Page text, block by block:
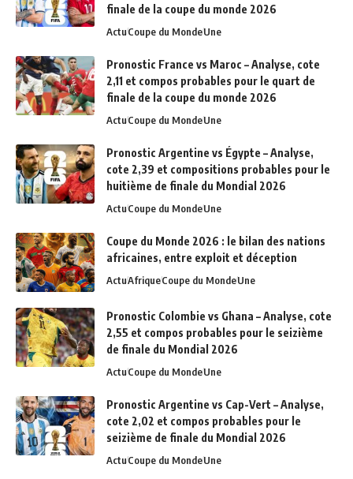
finale de la coupe du monde 2026
ActuCoupe du MondeUne
Pronostic France vs Maroc – Analyse, cote
2,11 et compos probables pour le quart de
finale de la coupe du monde 2026
ActuCoupe du MondeUne
Pronostic Argentine vs Égypte – Analyse,
cote 2,39 et compositions probables pour le
huitième de finale du Mondial 2026
ActuCoupe du MondeUne
Coupe du Monde 2026 : le bilan des nations
africaines, entre exploit et déception
ActuAfriqueCoupe du MondeUne
Pronostic Colombie vs Ghana – Analyse, cote
2,55 et compos probables pour le seizième
de finale du Mondial 2026
ActuCoupe du MondeUne
Pronostic Argentine vs Cap-Vert – Analyse,
cote 2,02 et compos probables pour le
seizième de finale du Mondial 2026
ActuCoupe du MondeUne